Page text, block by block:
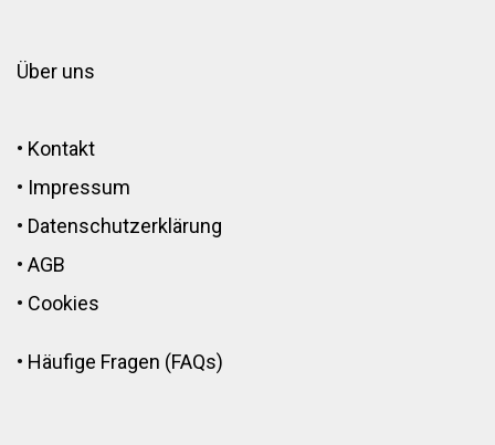
Über uns
• Kontakt
• Impressum
• Datenschutzerklärung
• AGB
• Cookies
• Häufige Fragen (FAQs)